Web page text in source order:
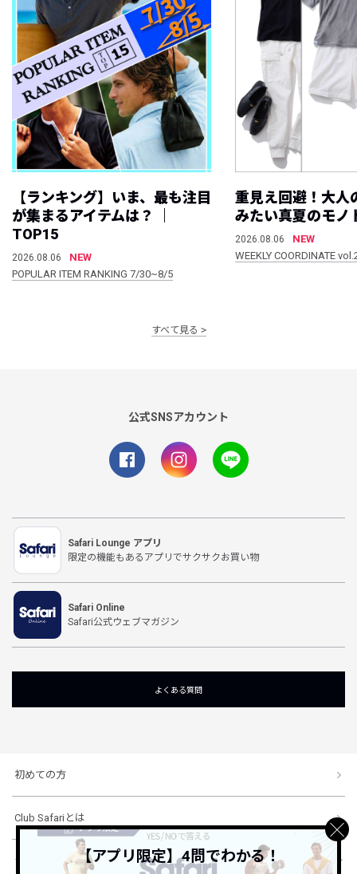
【ランキング】いま、最も注目
が集まるアイテムは？ ｜
TOP15
2026.08.06
NEW
POPULAR ITEM RANKING 7/30~8/5
重見え回避！大人
みたい真夏のモノ
2026.08.06
NEW
WEEKLY COORDINATE
すべて見る
公式SNSアカウント
Safari Lounge アプリ
限定の機能もあるアプリでサクサクお買い物
Safari Online
Safari公式ウェブマガジン
よくある質問
初めての方
Club Safariとは
ショッピングガイド【アプリ限定】4問でわかる！